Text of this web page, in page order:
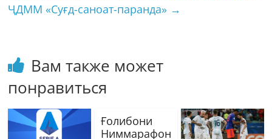
ҶДММ «Суғд-саноат-паранда» →
Вам также может
понравиться
Ғолибони
Ниммарафон